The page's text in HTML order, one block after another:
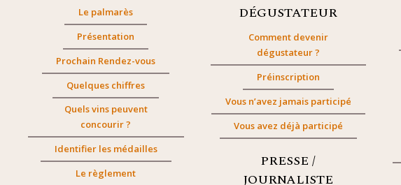
Le palmarès
Présentation
Prochain Rendez-vous
Quelques chiffres
Quels vins peuvent
concourir ?
Identifier les médailles
Le règlement
DÉGUSTATEUR
Comment devenir
dégustateur ?
Préinscription
Vous n’avez jamais participé
Vous avez déjà participé
PRESSE /
JOURNALISTE